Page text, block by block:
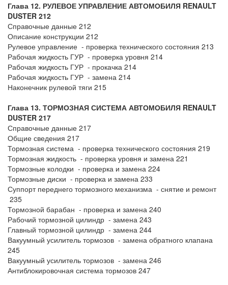
Глава 12. РУЛЕВОЕ УПРАВЛЕНИЕ АВТОМОБИЛЯ RENAULT
DUSTER 212
Справочные данные 212
Описание конструкции 212
Рулевое управление - проверка технического состояния 213
Рабочая жидкость ГУР - проверка уровня 214
Рабочая жидкость ГУР - прокачка 214
Рабочая жидкость ГУР - замена 214
Наконечник рулевой тяги 215
Глава 13. ТОРМОЗНАЯ СИСТЕМА АВТОМОБИЛЯ RENAULT
DUSTER 217
Справочные данные 217
Общие сведения 217
Тормозная система - проверка технического состояния 219
Тормозная жидкость - проверка уровня и замена 221
Тормозные колодки - проверка и замена 224
Тормозные диски - проверка и замена 233
Суппорт переднего тормозного механизма - снятие и ремонт
235
Тормозной барабан - проверка и замена 240
Рабочий тормозной цилиндр - замена 243
Главный тормозной цилиндр - замена 244
Вакуумный усилитель тормозов - замена обратного клапана
245
Вакуумный усилитель тормозов - замена 246
Антиблокировочная система тормозов 247